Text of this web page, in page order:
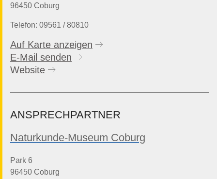
17.09.202609:00bis
19.09.202609:00bis17:00
20.09.202609:00bis
96450 Coburg
Telefon: 09561 / 80810
Auf Karte anzeigen
E-Mail senden
Website
ANSPRECHPARTNER
Naturkunde-Museum Coburg
Park 6
96450 Coburg